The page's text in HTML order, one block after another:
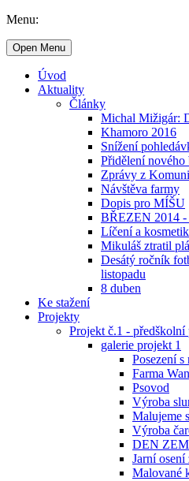
Menu:
Open Menu
Úvod
Aktuality
Články
Michal Mižigár:
Khamoro 2016
Snížení
Přidělení
Zprávy z
Návštěva farmy
Dopis pro MÍŠU
BŘEZEN 2014
Líčení a
Mikuláš ztratil
Desátý ročník
listopadu
8 duben
Ke stažení
Projekty
Projekt č.1 -
galerie projekt 1
Posezení
Farma
Psovod
Výroba
Malujeme
Výroba
DEN
Jarní
Malované